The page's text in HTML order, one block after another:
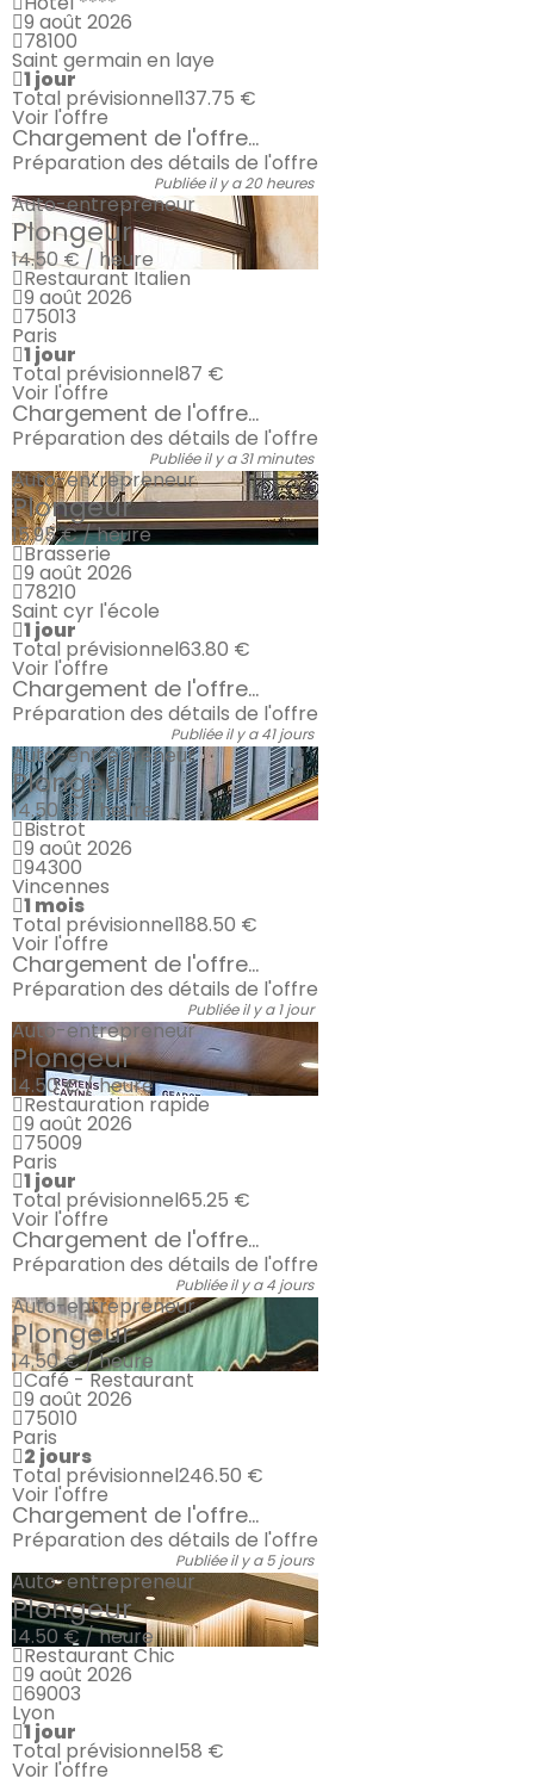
9 août 2026
78100
Saint germain en laye
1 jour
Total prévisionnel137.75 €
Voir l'offre
Chargement de l'offre...
Préparation des détails de l'offre
Publiée il y a 20 heures
Auto-entrepreneur
Plongeur
14.50 € / heure
Restaurant Italien
9 août 2026
75013
Paris
1 jour
Total prévisionnel87 €
Voir l'offre
Chargement de l'offre...
Préparation des détails de l'offre
Publiée il y a 31 minutes
Auto-entrepreneur
Plongeur
15.95 € / heure
Brasserie
9 août 2026
78210
Saint cyr l'école
1 jour
Total prévisionnel63.80 €
Voir l'offre
Chargement de l'offre...
Préparation des détails de l'offre
Publiée il y a 41 jours
Auto-entrepreneur
Plongeur
14.50 € / heure
Bistrot
9 août 2026
94300
Vincennes
1 mois
Total prévisionnel188.50 €
Voir l'offre
Chargement de l'offre...
Préparation des détails de l'offre
Publiée il y a 1 jour
Auto-entrepreneur
Plongeur
14.50 € / heure
Restauration rapide
9 août 2026
75009
Paris
1 jour
Total prévisionnel65.25 €
Voir l'offre
Chargement de l'offre...
Préparation des détails de l'offre
Publiée il y a 4 jours
Auto-entrepreneur
Plongeur
14.50 € / heure
Café - Restaurant
9 août 2026
75010
Paris
2 jours
Total prévisionnel246.50 €
Voir l'offre
Chargement de l'offre...
Préparation des détails de l'offre
Publiée il y a 5 jours
Auto-entrepreneur
Plongeur
14.50 € / heure
Restaurant Chic
9 août 2026
69003
Lyon
1 jour
Total prévisionnel58 €
Voir l'offre